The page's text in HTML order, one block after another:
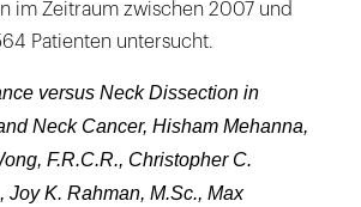
im Zeitraum zwischen 2007 und
Patienten untersucht.
versus Neck Dissection in
Neck Cancer, Hisham Mehanna,
F.R.C.R., Christopher C.
Joy K. Rahman, M.Sc., Max